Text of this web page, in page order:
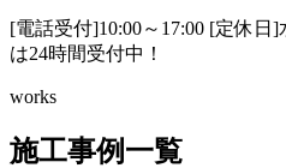
[電話受付]10:00～17:00 [定休
は24時間受付中！
works
施工事例一覧